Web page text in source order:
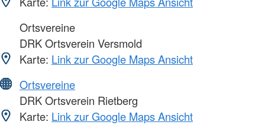
Ortsvereine
DRK Ortsverein Versmold
Karte: Link zur Google Maps Ansicht
Ortsvereine
DRK Ortsverein Rietberg
Karte: Link zur Google Maps Ansicht